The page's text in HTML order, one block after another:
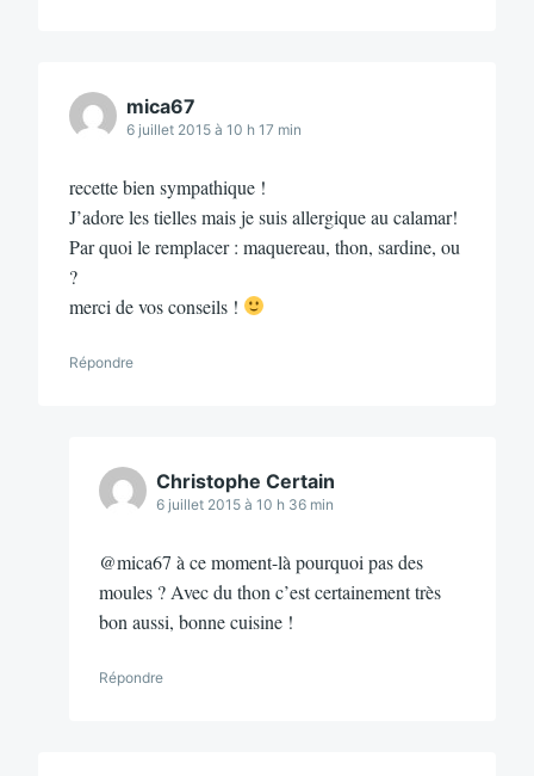
mica67
6 juillet 2015 à 10 h 17 min
recette bien sympathique !
J’adore les tielles mais je suis allergique au calamar!
Par quoi le remplacer : maquereau, thon, sardine, ou
?
merci de vos conseils !
Répondre
Christophe Certain
6 juillet 2015 à 10 h 36 min
@mica67 à ce moment-là pourquoi pas des
moules ? Avec du thon c’est certainement très
bon aussi, bonne cuisine !
Répondre